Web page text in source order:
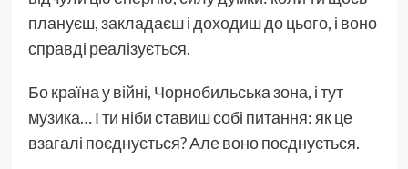
плануєш, закладаєш і доходиш до цього, і воно
справді реалізується.
Бо країна у війні, Чорнобильська зона, і тут
музика… І ти ніби ставиш собі питання: як це
взагалі поєднується? Але воно поєднується.